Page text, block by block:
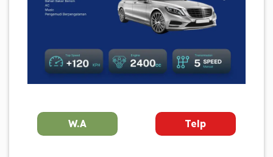
W.A Telp